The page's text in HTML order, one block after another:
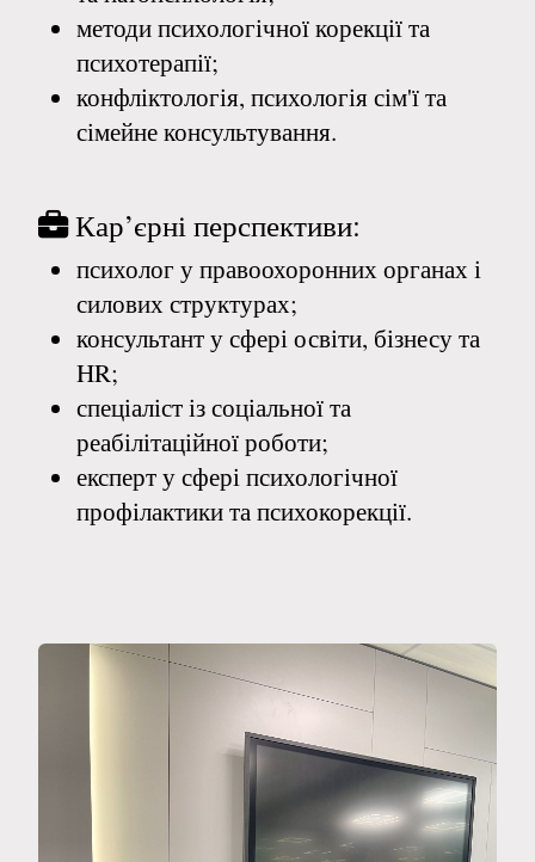
методи психологічної корекції та
психотерапії;
конфліктологія, психологія сім'ї та
сімейне консультування.
Кар’єрні перспективи:
психолог у правоохоронних органах і
силових структурах;
консультант у сфері освіти, бізнесу та
HR;
спеціаліст із соціальної та
реабілітаційної роботи;
експерт у сфері психологічної
профілактики та психокорекції.